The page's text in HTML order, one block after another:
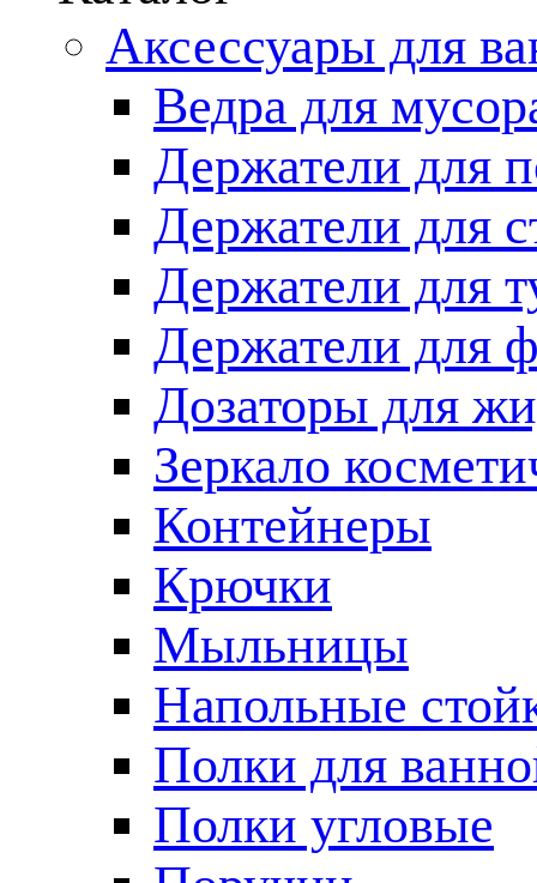
Аксессуары для
Ведра для
Держатели для
Держатели для
Держатели для
Держатели для
Дозаторы для
Зеркало
Контейнеры
Крючки
Мыльницы
Напольные
Полки для
Полки угловые